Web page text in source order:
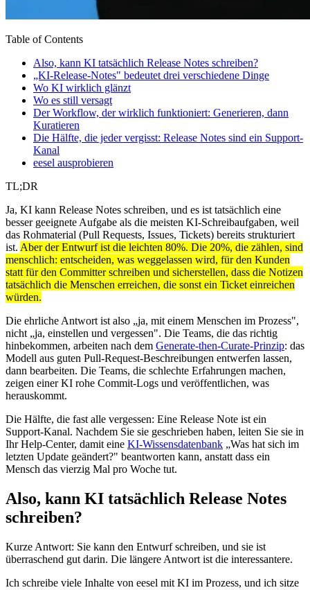
Table of Contents
Also, kann KI tatsächlich Release Notes schreiben?
„KI-Release-Notes" bedeutet drei verschiedene Dinge
Wo KI wirklich glänzt
Wo es still versagt
Der Workflow, der wirklich funktioniert: Generieren, dann
Kuratieren
Die Hälfte, die jeder vergisst: Release Notes sind ein Support-
Kanal
eesel ausprobieren
TL;DR
Ja, KI kann Release Notes schreiben, und es ist tatsächlich eine
besser geeignete Aufgabe als die meisten KI-Schreibaufgaben, weil
das Rohmaterial (Pull Requests, Issues, Tickets) bereits strukturiert
ist. Aber der Entwurf ist die leichten 80%. Die 20%, die zählen, sind
menschlich: entscheiden, was weggelassen wird, für den Kunden
statt für den Committer schreiben und sicherstellen, dass die Notizen
tatsächlich die Menschen erreichen, die sonst ein Ticket einreichen
würden.
Die ehrliche Antwort ist also „ja, mit einem Menschen im Prozess",
nicht „ja, einstellen und vergessen". Die Teams, die das richtig
hinbekommen, arbeiten nach dem Generate-then-Curate-Prinzip: das
Modell aus guten Pull-Request-Beschreibungen entwerfen lassen,
dann bearbeiten. Die Teams, die schlechte Erfahrungen machen,
zeigen einer KI rohe Commit-Logs und veröffentlichen, was
herauskommt.
Die Hälfte, die fast alle vergessen: Eine Release Note ist ein
Support-Kanal. Nachdem Sie sie geschrieben haben, leiten Sie sie in
Ihr Help-Center, damit eine KI-Wissensdatenbank „Was hat sich im
letzten Update geändert?" beantworten kann, anstatt dass ein
Mensch das vierzig Mal pro Woche tut.
Also, kann KI tatsächlich Release Notes
schreiben?
Kurze Antwort: Sie kann den Entwurf schreiben, und sie ist
überraschend gut darin. Die längere Antwort ist die interessantere.
Ich schreibe viele Inhalte von eesel mit KI im Prozess, und ich sitze